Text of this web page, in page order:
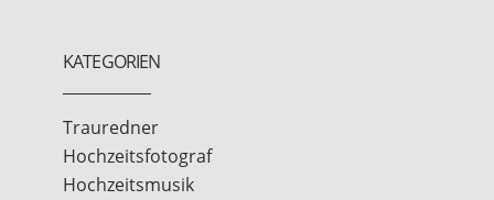
KATEGORIEN
Trauredner
Hochzeitsfotograf
Hochzeitsmusik